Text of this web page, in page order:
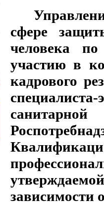
сфере
человека
участию в
кадрового
специалиста-
зависимости